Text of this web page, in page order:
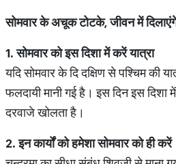
सोमवारकेअचूकटोटके,जीवनमें
1.सोमवारकोइसदिशामेंकरेंयात्रा
यदि सोमवार के दि दक्षिण से पश्चिम की
फलदायी मानी गई है। इस दिन इस
दरवाजे खोलता है।
2.इनकार्योंकोहमेशासोमवारकोहीकरें